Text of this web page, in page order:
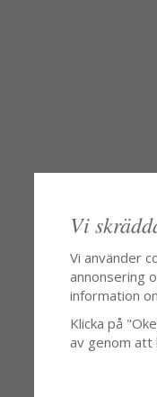
Vi
Vi använder
annonsering
information
Klicka på
av genom att